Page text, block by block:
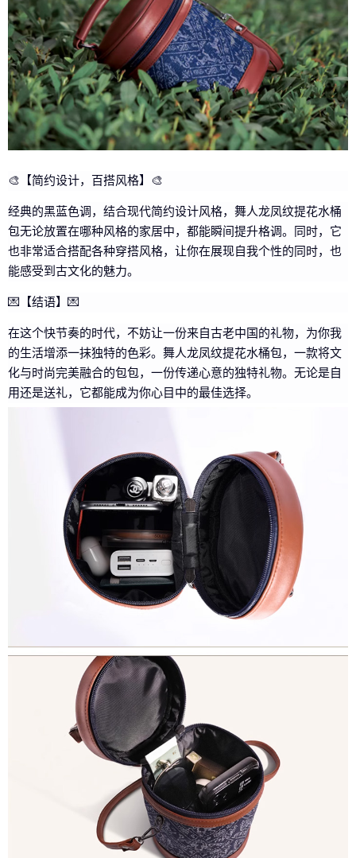
🎨【简约设计，百搭风格】🎨
经典的黑蓝色调，结合现代简约设计风格，舞人龙凤纹提花水桶
包无论放置在哪种风格的家居中，都能瞬间提升格调。同时，它
也非常适合搭配各种穿搭风格，让你在展现自我个性的同时，也
能感受到古文化的魅力。
💌【结语】💌
在这个快节奏的时代，不妨让一份来自古老中国的礼物，为你我
的生活增添一抹独特的色彩。舞人龙凤纹提花水桶包，一款将文
化与时尚完美融合的包包，一份传递心意的独特礼物。无论是自
用还是送礼，它都能成为你心目中的最佳选择。